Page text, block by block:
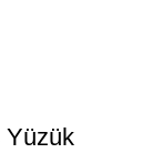
Yüzük